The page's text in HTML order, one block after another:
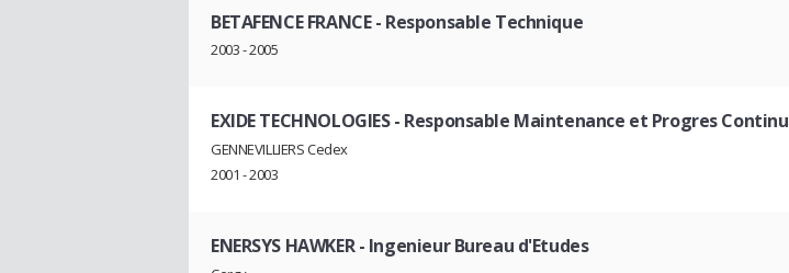
BETAFENCE FRANCE- Responsable Technique
2003 - 2005
EXIDE TECHNOLOGIES- Responsable Maintenance et Progres Continu
GENNEVILLIERS Cedex
2001 - 2003
ENERSYS HAWKER- Ingenieur Bureau d'Etudes